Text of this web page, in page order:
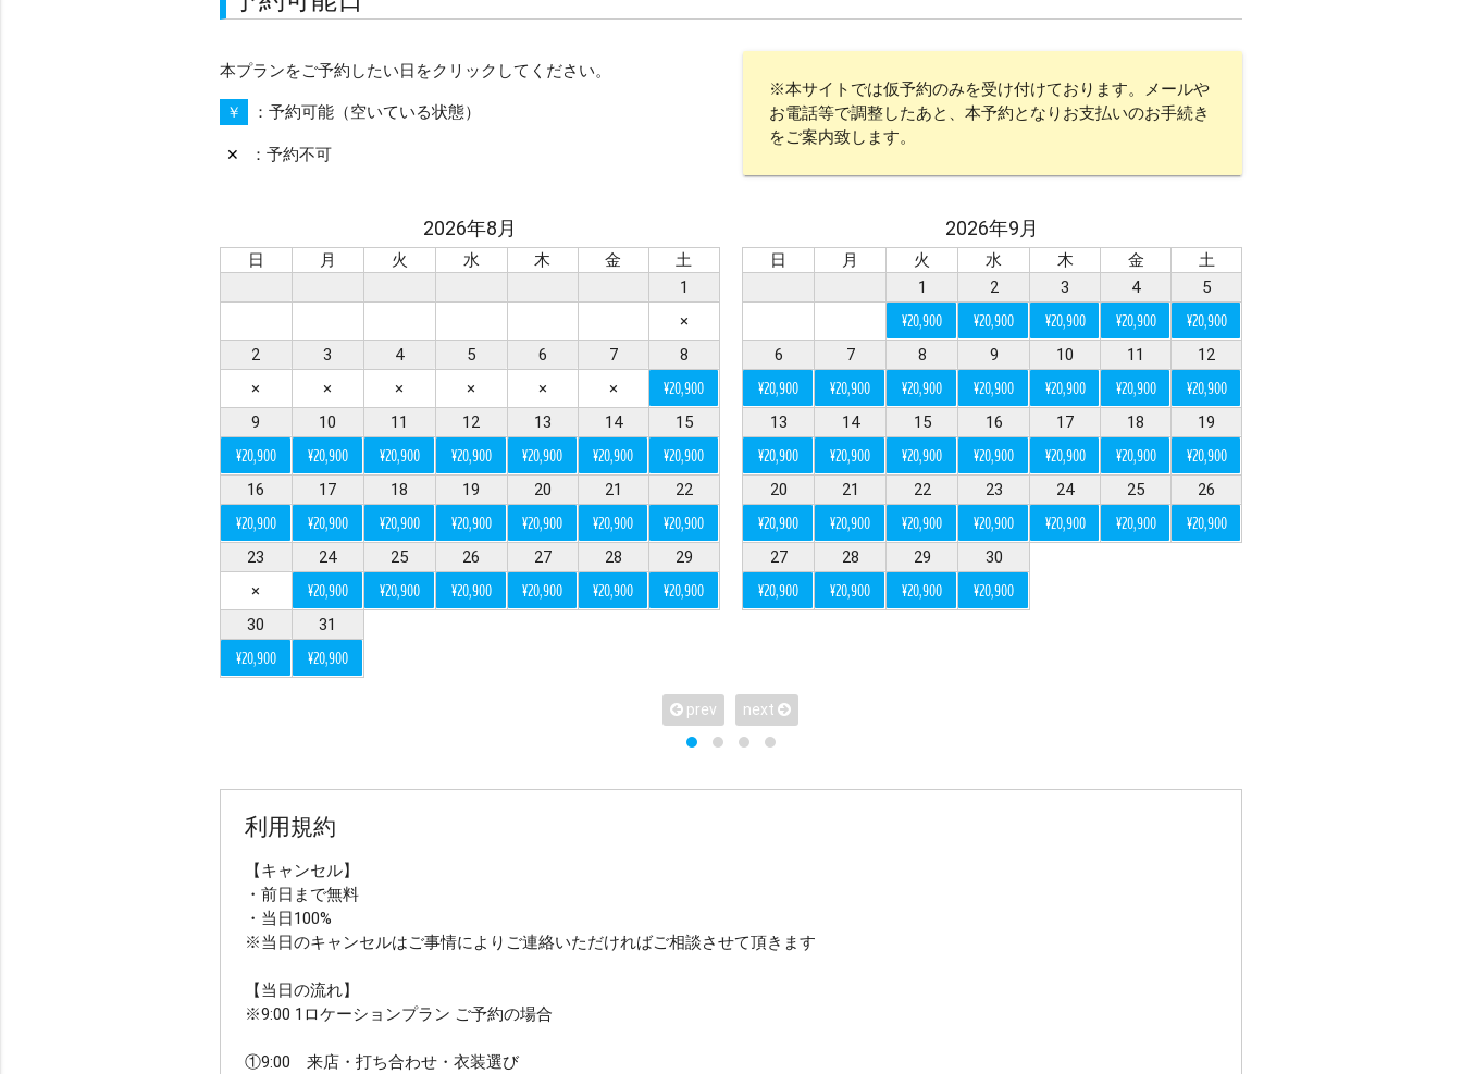
本プランをご予約したい日をクリックしてください。
￥ 予約可能（空いている状態）
✕ 予約不可
※本サイトでは仮予約のみを受け付けております。メールや
お電話等で調整したあと、本予約となりお支払いのお手続き
をご案内致します。
2026年8月
日 月 火 水 木 金
土
1
×
2
3 4 5 6 7
8
×
× × × × × ¥20,900
9 10 11 12 13 14 15
¥20,900 ¥20,900 ¥20,900 ¥20,900 ¥20,900 ¥20,900 ¥20,900
16 17 18 19 20 21 22
¥20,900 ¥20,900 ¥20,900 ¥20,900 ¥20,900 ¥20,900 ¥20,900
23 24 25 26 27 28
29
×
¥20,900 ¥20,900 ¥20,900 ¥20,900 ¥20,900 ¥20,900
30 31
¥20,900 ¥20,900
2026年9月
日 月 火 水 木 金
土
1
2 3 4 5
¥20,900 ¥20,900 ¥20,900 ¥20,900 ¥20,900
6 7 8 9 10 11 12
¥20,900 ¥20,900 ¥20,900 ¥20,900 ¥20,900 ¥20,900 ¥20,900
13 14 15 16 17 18 19
¥20,900 ¥20,900 ¥20,900 ¥20,900 ¥20,900 ¥20,900 ¥20,900
20 21 22 23 24 25 26
¥20,900 ¥20,900 ¥20,900 ¥20,900 ¥20,900 ¥20,900 ¥20,900
27 28 29 30
¥20,900 ¥20,900 ¥20,900 ¥20,900
prev next
利用規約
【キャンセル】
・前日まで無料
・当日100%
※当日のキャンセルはご事情によりご連絡いただければご相談させて頂きます
【当日の流れ】
※9:00 1ロケーションプラン ご予約の場合
①9:00 来店・打ち合わせ・衣装選び
サンセット 星空 挙式 ビーチ挙式
室内 アクティビティー
シーンで選ぶ
ソロ
衣装で選ぶ
ドレス・タキシード付き（オプションも含む） ドレス・タキシード持ち込み可 和装 琉装 衣装のみ
私服
ヘアメイクで選ぶ
ヘアメイクあり（オプション含む） ヘアメイクなし
データ納品数で選ぶ
49カット以下
ドローン
ainowa限定